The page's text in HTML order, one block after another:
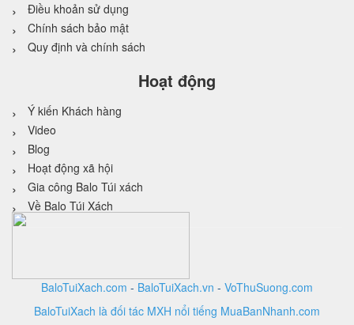
Điều khoản sử dụng
Chính sách bảo mật
Quy định và chính sách
Hoạt động
Ý kiến Khách hàng
Video
Blog
Hoạt động xã hội
Gia công Balo Túi xách
Về Balo Túi Xách
BaloTuiXach.com - BaloTuiXach.vn - VoThuSuong.com
BaloTuiXach là đối tác MXH nổi tiếng MuaBanNhanh.com